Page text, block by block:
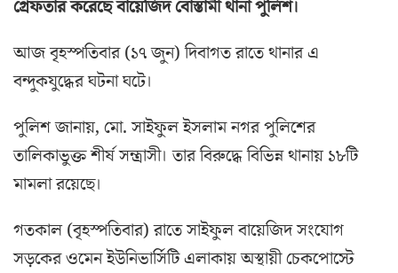
গ্রেফতার করেছে বায়েজিদ বোস্তামী থানা পুলিশ।
আজ বৃহস্পতিবার (১৭ জুন) দিবাগত রাতে থানার এ
বন্দুকযুদ্ধের ঘটনা ঘটে।
পুলিশ জানায়, মো. সাইফুল ইসলাম নগর পুলিশের
তালিকাভুক্ত শীর্ষ সন্ত্রাসী। তার বিরুদ্ধে বিভিন্ন থানায় ১৮টি
মামলা রয়েছে।
গতকাল (বৃহস্পতিবার) রাতে সাইফুল বায়েজিদ সংযোগ
সড়কের ওমেন ইউনিভার্সিটি এলাকায় অস্থায়ী চেকপোস্টে